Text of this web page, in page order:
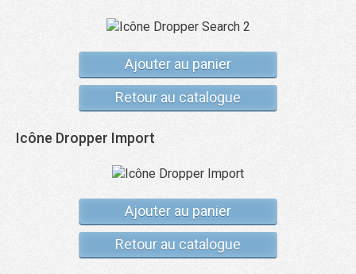
Ajouter au panier
Retour au catalogue
Icône Dropper Import
Ajouter au panier
Retour au catalogue